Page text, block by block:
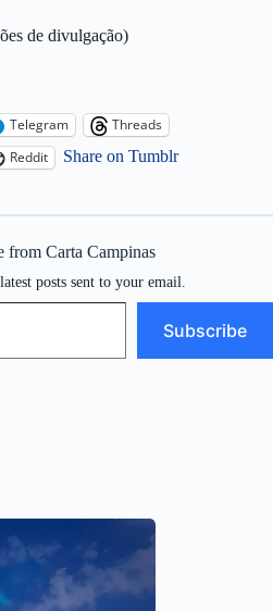
de divulgação)
Telegram
Threads
Reddit Share on Tumblr
from Carta Campinas
posts sent to your email.
Subscribe